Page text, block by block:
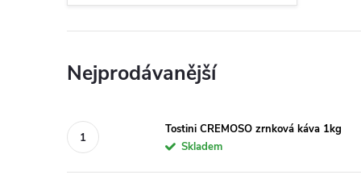
Nejprodávanější
Tostini CREMOSO zrnková káva 1kg
Skladem